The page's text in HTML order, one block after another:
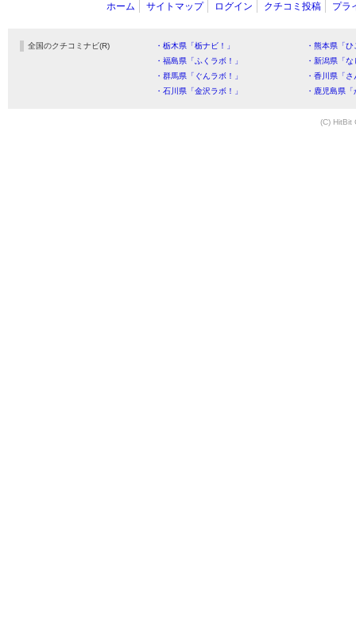
ホーム サイトマップ ログイン クチコミ投稿 プラ
全国のクチコミナビ(R) ・栃木県「栃ナビ！」
・熊本県「
・福島県「ふくラボ！」
・新潟県「
・群馬県「ぐんラボ！」
・香川県「
・石川県「金沢ラボ！」
・鹿児島県
(C) HitBit